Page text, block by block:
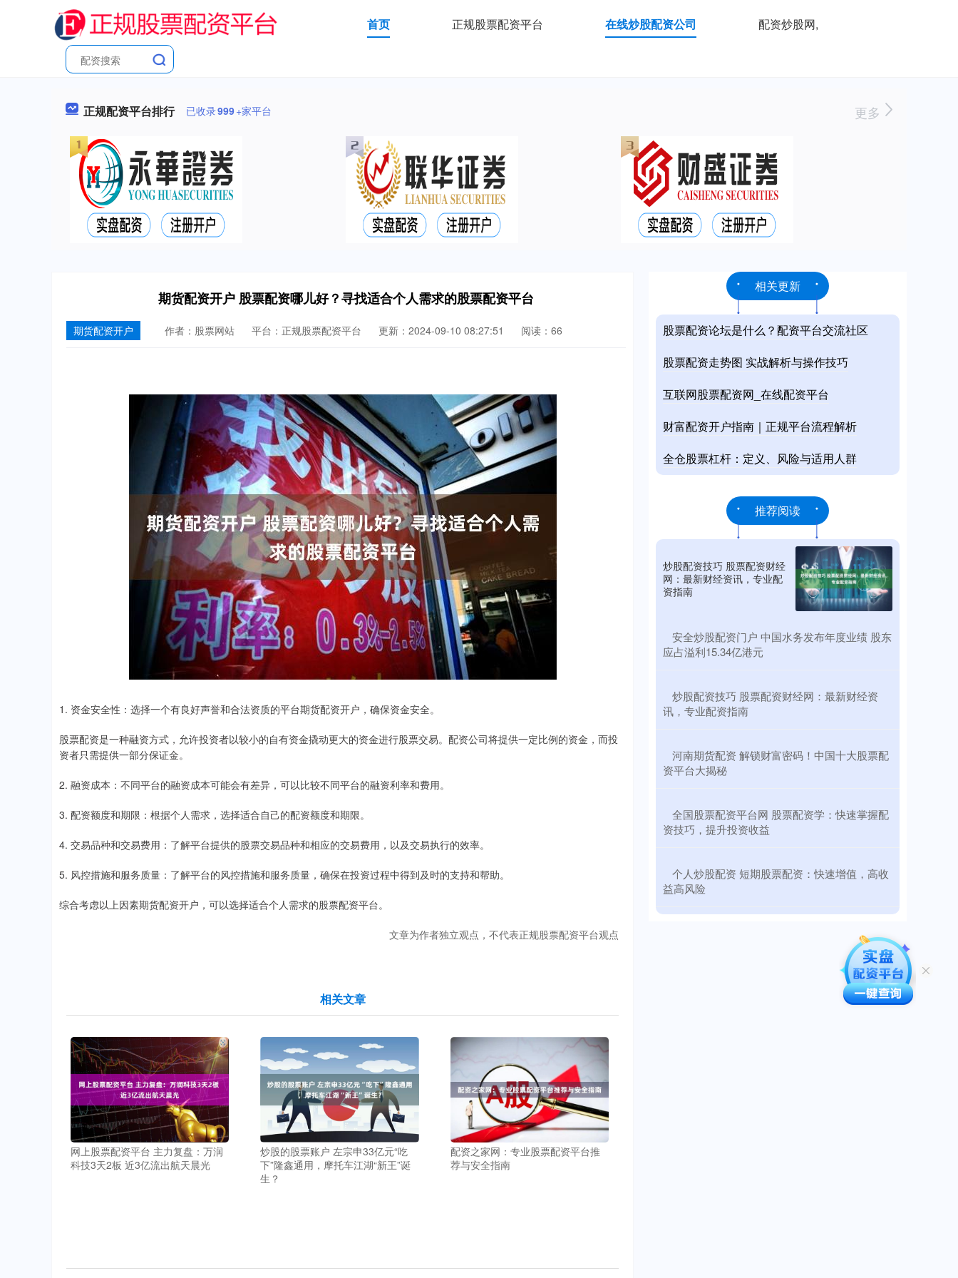
首页 正规股票配资平台 在线炒股配资公司 配资炒股网,
正规配资平台排行 已收录999+家平台 更多
期货配资开户 股票配资哪儿好？寻找适合个人需求的股票配资平台
期货配资开户 作者：股票网站 平台：正规股票配资平台 更新：2024-09-10 08:27:51 阅读：66
1. 资金安全性：选择一个有良好声誉和合法资质的平台期货配资开户，确保资金安全。
股票配资是一种融资方式，允许投资者以较小的自有资金撬动更大的资金进行股票交易。配资公司将提供一定比例的资金，而投
资者只需提供一部分保证金。
2. 融资成本：不同平台的融资成本可能会有差异，可以比较不同平台的融资利率和费用。
3. 配资额度和期限：根据个人需求，选择适合自己的配资额度和期限。
4. 交易品种和交易费用：了解平台提供的股票交易品种和相应的交易费用，以及交易执行的效率。
5. 风控措施和服务质量：了解平台的风控措施和服务质量，确保在投资过程中得到及时的支持和帮助。
综合考虑以上因素期货配资开户，可以选择适合个人需求的股票配资平台。
文章为作者独立观点，不代表正规股票配资平台观点
相关文章
网上股票配资平台 主力复盘：万润
科技3天2板 近3亿流出航天晨光
炒股的股票账户 左宗申33亿元“吃
下”隆鑫通用，摩托车江湖“新王”诞
生？
配资之家网：专业股票配资平台推
荐与安全指南
相关更新
股票配资论坛是什么？配资平台交流社区
股票配资走势图 实战解析与操作技巧
互联网股票配资网_在线配资平台
财富配资开户指南｜正规平台流程解析
全仓股票杠杆：定义、风险与适用人群
推荐阅读
炒股配资技巧 股票配资财经
网：最新财经资讯，专业配
资指南
​安全炒股配资门户 中国水务发布年度业绩 股东
应占溢利15.34亿港元
​炒股配资技巧 股票配资财经网：最新财经资
讯，专业配资指南
​河南期货配资 解锁财富密码！中国十大股票配
资平台大揭秘
​全国股票配资平台网 股票配资学：快速掌握配
资技巧，提升投资收益
​个人炒股配资 短期股票配资：快速增值，高收
益高风险